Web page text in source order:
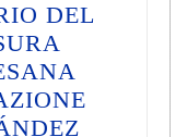
DEL